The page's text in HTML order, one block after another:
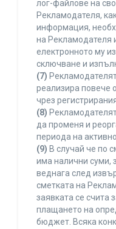
лог-файлове на
Рекламодателя,
информация,
на Рекламодателя
електронното му
сключване и
(7)
реализира повече
чрез
(8)
да променя и
периода на
(9) В случай че по
има налични суми,
веднага след
сметката на
заявката се счита
плащането на
бюджет. Всяка